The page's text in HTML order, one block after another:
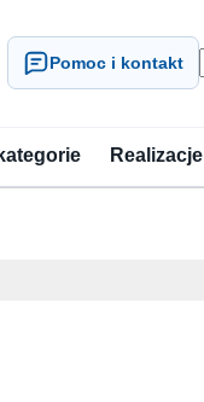
Pomoc i kontakt
Realizacje